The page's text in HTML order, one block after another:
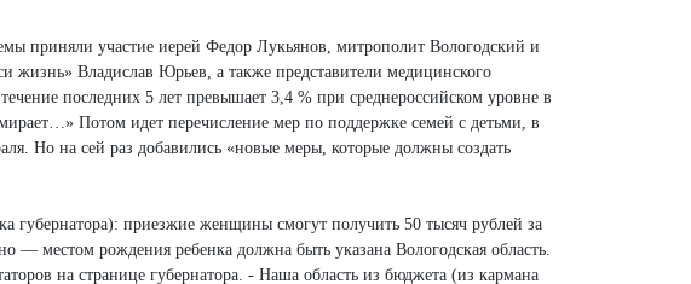
приняли участие иерей Федор Лукьянов, митрополит Вологодский и
жизнь» Владислав Юрьев, а также представители медицинского
последних 5 лет превышает 3,4 % при среднероссийском уровне в
Потом идет перечисление мер по поддержке семей с детьми, в
Но на сей раз добавились «новые меры, которые должны создать
губернатора): приезжие женщины смогут получить 50 тысяч рублей за
местом рождения ребенка должна быть указана Вологодская область.
на странице губернатора. - Наша область из бюджета (из кармана